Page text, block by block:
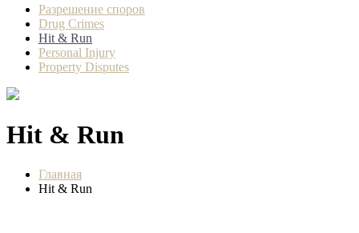
Разрешение споров
Drug Crimes
Hit & Run
Personal Injury
Property Disputes
Hit & Run
Главная
Hit & Run